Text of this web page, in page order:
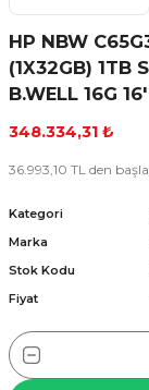
HP NBW
(1X32GB) 1TB
B.WELL 16G
348.334,31 ₺
36.993,10 TL den
Kategori
Marka
Stok Kodu
Fiyat